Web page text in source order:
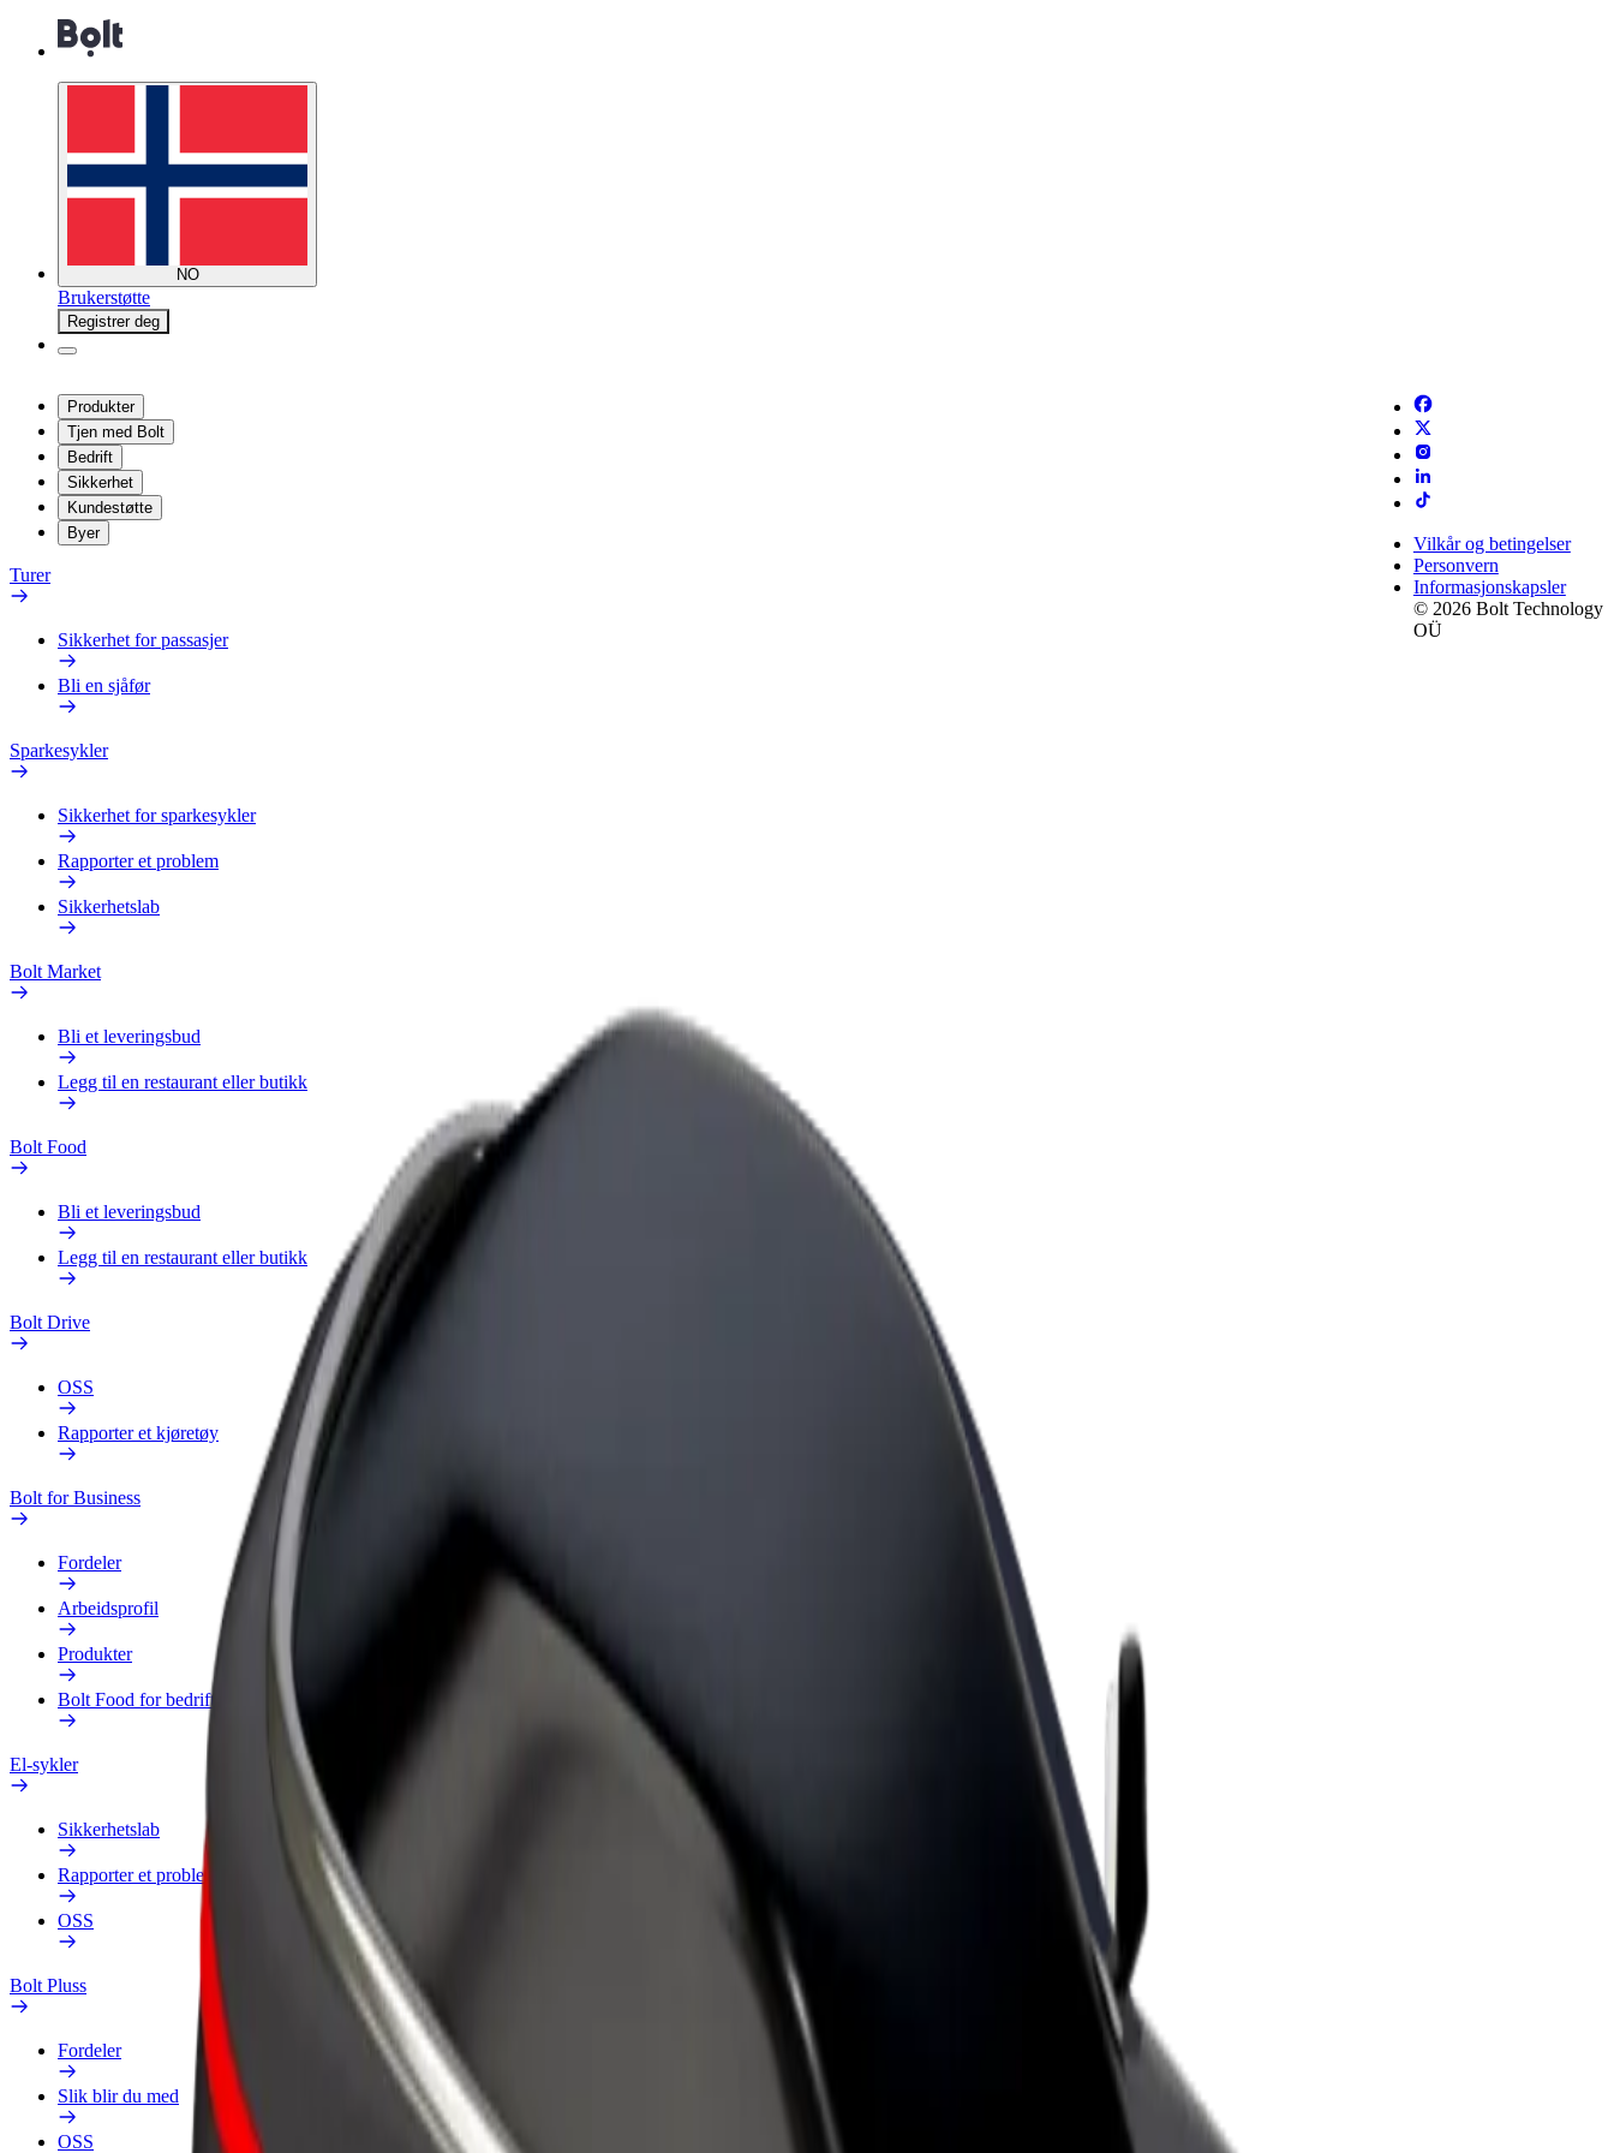
NO
Brukerstøtte
Registrer deg
Produkter
Tjen med Bolt
Bedrift
Sikkerhet
Kundestøtte
Byer
Turer
Sikkerhet for passasjer
Bli en sjåfør
Sparkesykler
Sikkerhet for sparkesykler
Rapporter et problem
Sikkerhetslab
Bolt Market
Bli et leveringsbud
Legg til en restaurant eller butikk
Bolt Food
Bli et leveringsbud
Legg til en restaurant eller butikk
Bolt Drive
OSS
Rapporter et kjøretøy
Bolt for Business
Fordeler
Arbeidsprofil
Produkter
Bolt Food for bedrifter
El-sykler
Sikkerhetslab
Rapporter et problem
OSS
Bolt Pluss
Fordeler
Slik blir du med
OSS
Vilkår og betingelser
Personvern
Informasjonskapsler
© 2026 Bolt Technology
OÜ